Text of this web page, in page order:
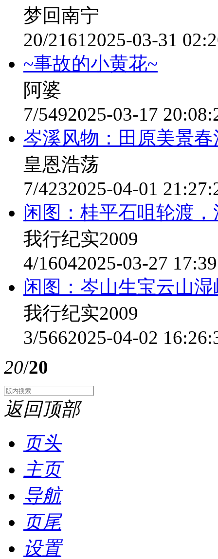
梦回南宁
20/21612025-03-31
~事故的小黄花~
阿婆
7/5492025-03-17
岑溪风物：田原美景
皇恩浩荡
7/4232025-04-01
闲图：桂平石咀轮渡
我行纪实2009
4/16042025-03-27
闲图：岑山生宝云山
我行纪实2009
3/5662025-04-02
20/20
返回顶部
页头
主页
导航
页尾
设置